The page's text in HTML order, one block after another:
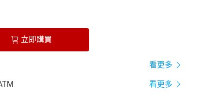
立即購買
看更多
看更多